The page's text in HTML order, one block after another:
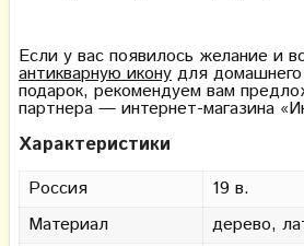
Если у вас появилось желание и
антикварную икону для
подарок, рекомендуем вам
партнера — интернет-магазина
Характеристики
Россия
19 в.
Материал
дерево,